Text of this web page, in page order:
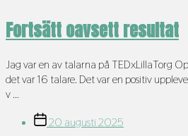
Fortsätt oavsett resultat
Jag var en av talarna på TEDxLillaTorg
det var 16 talare. Det var en positiv
v ...
Inläggsdatum
20 augusti 2025